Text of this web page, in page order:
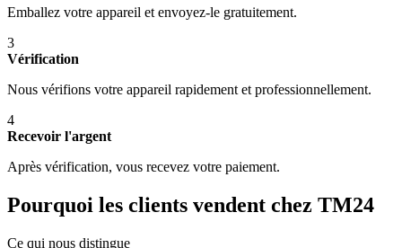
Emballez votre appareil et envoyez-le gratuitement.
3
Vérification
Nous vérifions votre appareil rapidement et professionnellement.
4
Recevoir l'argent
Après vérification, vous recevez votre paiement.
Pourquoi les clients vendent chez TM24
Ce qui nous distingue